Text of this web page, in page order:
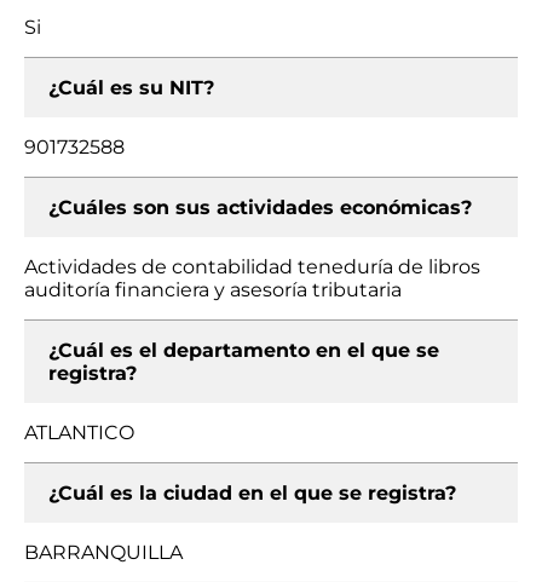
Si
¿Cuál es su NIT?
901732588
¿Cuáles son sus actividades económicas?
Actividades de contabilidad teneduría de libros
auditoría financiera y asesoría tributaria
¿Cuál es el departamento en el que se
registra?
ATLANTICO
¿Cuál es la ciudad en el que se registra?
BARRANQUILLA